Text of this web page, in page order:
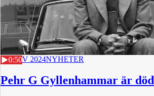
0:50
21 NOV 2024NYHETER
Pehr G Gyllenhammar är död